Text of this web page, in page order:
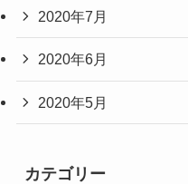
2020年7月
2020年6月
2020年5月
カテゴリー